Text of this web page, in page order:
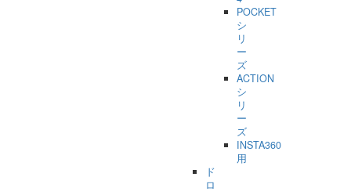
POCKET
シ
リ
ー
ズ
ACTION
シ
リ
ー
ズ
INSTA360
用
ド
ロ